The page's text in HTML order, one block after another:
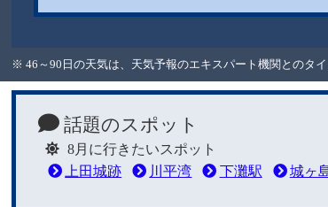
※ 46～90日の天気は、天気予報のエキスパート機関とのタ
話題のスポット
8月に行きたいスポット
上田城跡
川平湾 下灘駅 城ヶ